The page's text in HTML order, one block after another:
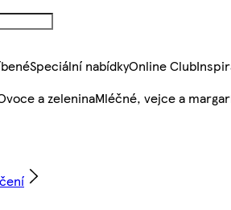
Speciální nabídkyOnline Club
a zeleninaMléčné, vejce a